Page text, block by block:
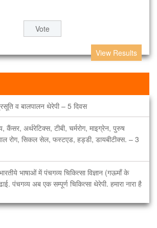
View Results
थेरेपिस्ट आदि के लिए उपयोगी पाठ्यक्रम
– 1 वर्ष का पाठ्यक्रम एवं 1 वर्ष का अभ्यासक्रम
– 1.5 वर्ष का पाठ्यक्रम एवं 1 वर्ष का अभ्यासक्रम
व बालपालन थेरेपी – 5 दिवस
कैंसर, अर्थरेटिक्स, टीबी, चर्मरोग, माइग्रेन, पुरुष
रोग, सिकल सेल, फस्टएड, हड्डी, डायबीटीक्स. – 3
भाषाओं में पंचगव्य चिकित्सा विज्ञान (गऊमाँ के
पंचगव्य अब एक सम्पूर्ण चिकित्सा थेरेपी. हमारा नारा है